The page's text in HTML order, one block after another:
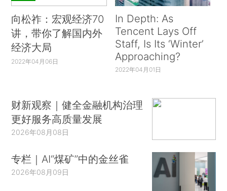
向松祚：宏观经济70
讲，带你了解国内外
经济大局
2022年04月06日
In Depth: As
Tencent Lays Off
Staff, Is Its ‘Winter’
Approaching?
2022年04月01日
财新观察｜健全金融机构治理
更好服务高质量发展
2026年08月08日
专栏｜AI“煤矿”中的金丝雀
2026年08月09日